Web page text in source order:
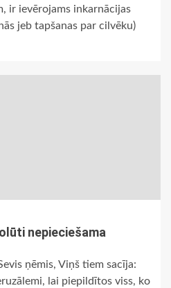
ir ievērojams inkarnācijas
jeb tapšanas par cilvēku)
nepieciešama
ņēmis, Viņš tiem sacīja:
lai piepildītos viss, ko